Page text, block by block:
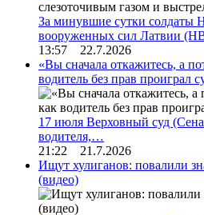
За минувшие сутки солдаты
вооруженных сил Латвии
13:57 22.7.2026
«Вы сначала откажитесь, а
водитель без прав проиграл
17 июля Верховный суд
водителя,…
21:22 21.7.2026
Ищут хулиганов: повалили
(видео)